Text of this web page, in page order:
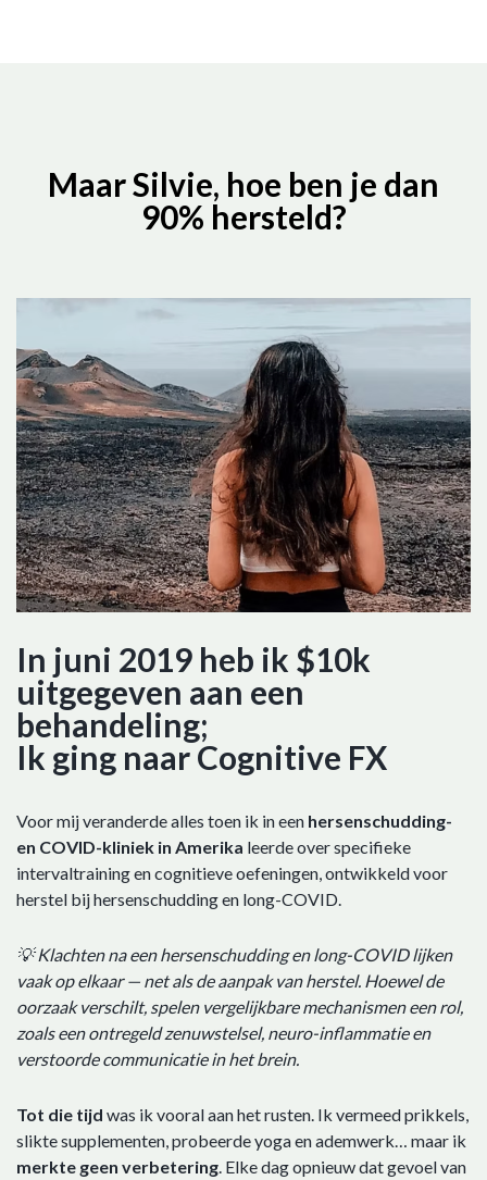
Maar Silvie, hoe ben je dan
90% hersteld?
In juni 2019 heb ik $10k
uitgegeven aan een
behandeling;
Ik ging naar Cognitive FX
Voor mij veranderde alles toen ik in een hersenschudding-
en COVID-kliniek in Amerika leerde over specifieke
intervaltraining en cognitieve oefeningen, ontwikkeld voor
herstel bij hersenschudding en long-COVID.
💡 Klachten na een hersenschudding en long-COVID lijken
vaak op elkaar — net als de aanpak van herstel. Hoewel de
oorzaak verschilt, spelen vergelijkbare mechanismen een rol,
zoals een ontregeld zenuwstelsel, neuro-inflammatie en
verstoorde communicatie in het brein.
Tot die tijd was ik vooral aan het rusten. Ik vermeed prikkels,
slikte supplementen, probeerde yoga en ademwerk… maar ik
merkte geen verbetering . Elke dag opnieuw dat gevoel van